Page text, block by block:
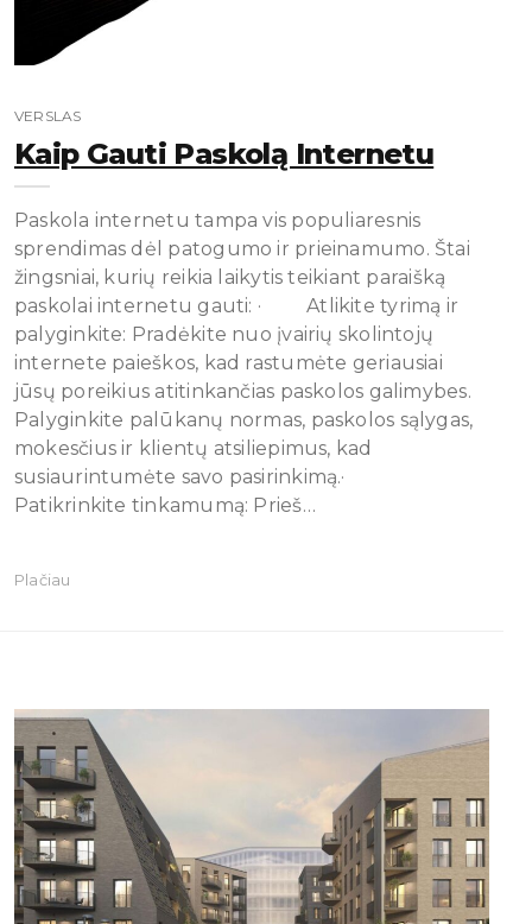
VERSLAS
Kaip Gauti Paskolą Internetu
Paskola internetu tampa vis populiaresnis
sprendimas dėl patogumo ir prieinamumo. Štai
žingsniai, kurių reikia laikytis teikiant paraišką
paskolai internetu gauti: · Atlikite tyrimą ir
palyginkite: Pradėkite nuo įvairių skolintojų
internete paieškos, kad rastumėte geriausiai
jūsų poreikius atitinkančias paskolos galimybes.
Palyginkite palūkanų normas, paskolos sąlygas,
mokesčius ir klientų atsiliepimus, kad
susiaurintumėte savo pasirinkimą.·
Patikrinkite tinkamumą: Prieš…
Plačiau